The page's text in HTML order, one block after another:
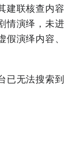
建联核查内容
情演绎，未进
演绎内容、
已无法搜索到